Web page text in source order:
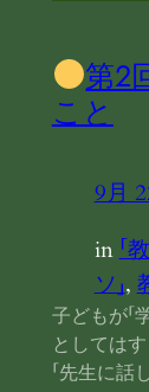
第2
こと
9月
in 「
ソ」,
子どもが「
としては
「先生に